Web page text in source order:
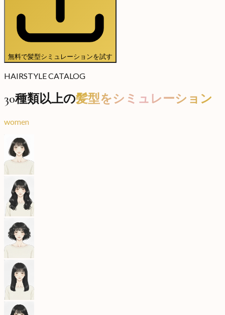
無料で髪型シミュレーションを試す
HAIRSTYLE CATALOG
30種類以上の髪型をシミュレーション
women